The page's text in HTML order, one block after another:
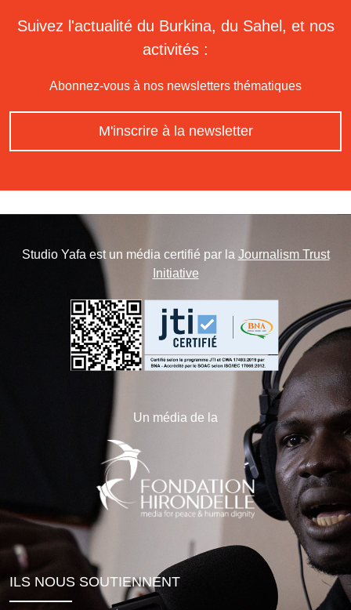
Suivez l'actualité du Burkina, du Sahel, et nos
activités :
Abonnez-vous à nos newsletters thématiques
M'inscrire à la newsletter
Studio Yafa est un média certifié par la Journalism Trust
Initiative
Un média de la
ILS NOUS SOUTIENNENT